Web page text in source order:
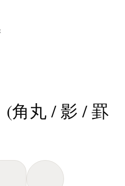
角丸 / 影 / 罫